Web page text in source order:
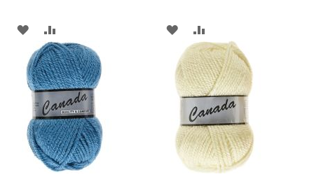
AJOUTER
À
LA
LISTE
D'ACHATS
AU
COMPARATEUR
AJOUTER
À
LA
LISTE
D'ACHATS
AU
COMPARATEUR